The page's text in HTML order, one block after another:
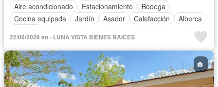
Aire acondicionado
Estacionamiento
Bodega
Cocina equipada
Jardín Asador Calefacción
Alberca
22/06/2026 en - LUNA VISTA BIENES RAICES